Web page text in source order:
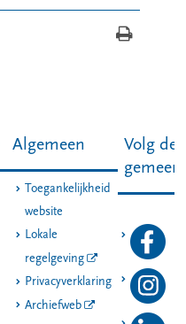
Algemeen
Toegankelijkheid
website
Lokale
regelgeving
Privacyverklaring
Archiefweb
Volg de